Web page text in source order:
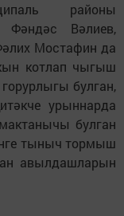
районы
Фәндәс Вәлиев,
Мостафин да
котлап чыгыш
булган,
урыннарда
булган
тыныч тормыш
авылдашларын